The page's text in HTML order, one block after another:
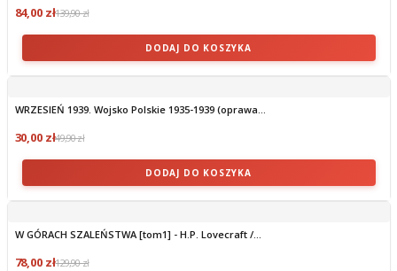
84,00 zł139,90 zł
DODAJ DO KOSZYKA
WRZESIEŃ 1939. Wojsko Polskie 1935-1939 (oprawa...
30,00 zł49,90 zł
DODAJ DO KOSZYKA
W GÓRACH SZALEŃSTWA [tom1] - H.P. Lovecraft /...
78,00 zł129,90 zł